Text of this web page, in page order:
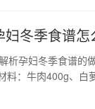
冬季食谱怎
析孕妇冬季食谱
料：牛肉400g、